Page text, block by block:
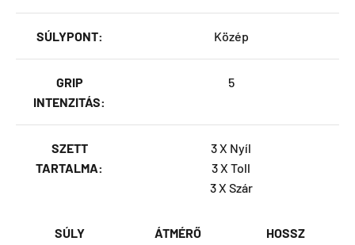
SÚLYPONT: Közép
GRIP
INTENZITÁS:
5
SZETT
TARTALMA:
3 X Nyíl
3 X Toll
3 X Szár
SÚLY ÁTMÉRŐ HOSSZ